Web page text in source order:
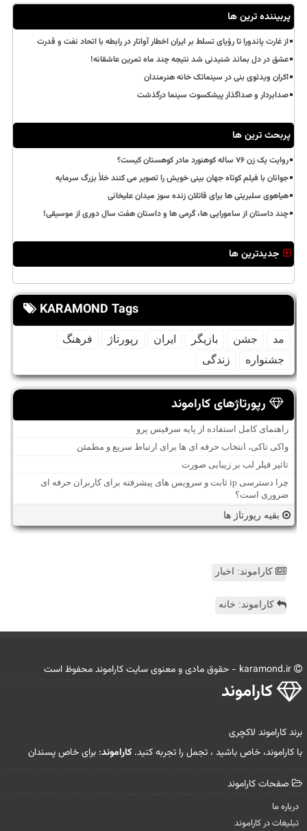
پربیننده ترین ها
از غارت پاندورا تا رؤیای تسلط بر ایران اخطار آواتار در رابطه با اتحاد نفت و قدرت
عشق در دل بماند شنیدنی شد نتیجه چند ماه تمرین عاشقانه!
اکران ویدئوی بنی در سینماتک خانه هنرمندان
صدابردار و صداگذار پیشکسوت سینما درگذشت
پربحث ترین ها
روایت یک زن ۷۶ ساله کوهنورد مادر کوهستان کیست؟
جوانان با فیلم کوتاه جهان بینی خویش را تصویر می کنند خلأ بزرگ سرمایه
هیاهوی سلبریتی ها برای قاتلان زنده سوز میدان علیخانی
چند داستان از سامورایی ها، گرمی ها و داستان هفت سال دوری از موسیقی!
جدیدترین ها
KARAMOND Tags
مد جشن بازیگر ایران رپورتاژ
فرهنگ
جشنواره
زندگی
رپورتاژهای کاراموند
راهنمای کامل استفاده از پایه سرفیس پرو
واکی تاکی، انتخاب حرفه ای ها برای ارتباط سریع و مطمئن
تاثیر فیلر لب بر زیبایی صورت
چرا دسترسی ip ثابت و سرویس های پیشرفته برای کاربران حرفه ای
ضروری است؟
بقیه رپورتاژ ها
کاراموند: اخبار
کاراموند: خانه
كاراموند
برند کاراموند لاکچری
با کاراموند، خاص باشید ، تجمل را تجربه کنید. کاراموند: برای خاص پسندان
صفحات كاراموند
درباره ما
تبلیغات در كاراموند